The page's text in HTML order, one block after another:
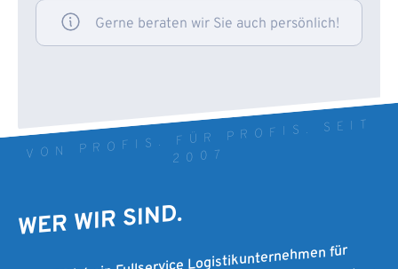
Gerne beraten wir Sie auch persönlich!
VON PROFIS. FÜR PROFIS. SEIT
2007
WER WIR SIND.